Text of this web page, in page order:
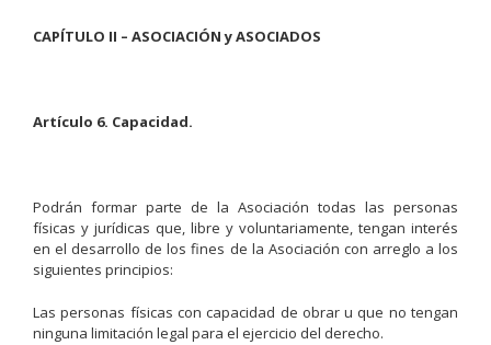
CAPÍTULO II – ASOCIACIÓN y ASOCIADOS
Artículo 6. Capacidad.
Podrán formar parte de la Asociación todas las personas
físicas y jurídicas que, libre y voluntariamente, tengan interés
en el desarrollo de los fines de la Asociación con arreglo a los
siguientes principios:
Las personas físicas con capacidad de obrar u que no tengan
ninguna limitación legal para el ejercicio del derecho.